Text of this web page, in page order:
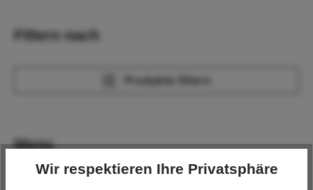
Filtern nach
Produkte filtern
Menu
Wir respektieren Ihre Privatsphäre